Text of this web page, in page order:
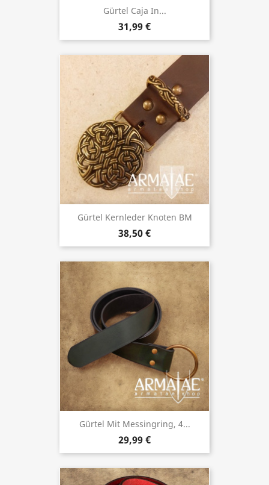
Gürtel Caja In...
31,99 €
Gürtel Kernleder Knoten BM
38,50 €
Gürtel Mit Messingring, 4...
29,99 €